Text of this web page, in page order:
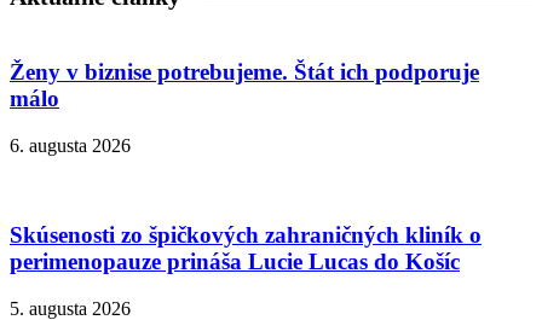
Ženy v biznise potrebujeme. Štát ich podporuje
málo
6. augusta 2026
Skúsenosti zo špičkových zahraničných kliník o
perimenopauze prináša Lucie Lucas do Košíc
5. augusta 2026